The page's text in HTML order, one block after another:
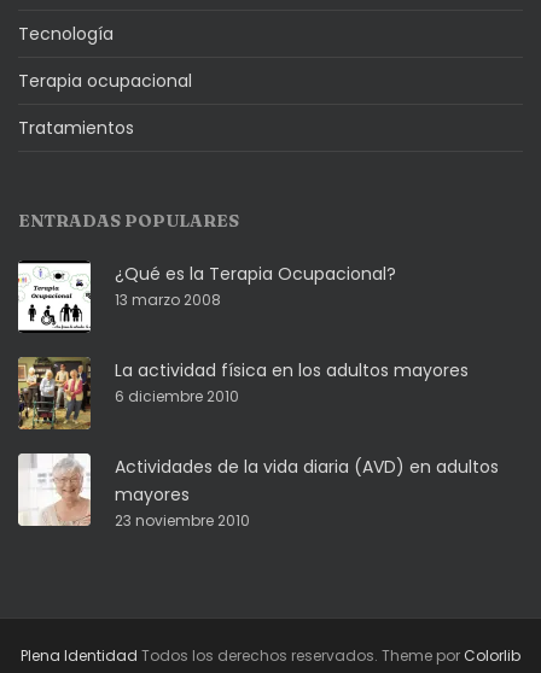
Tecnología
Terapia ocupacional
Tratamientos
ENTRADAS POPULARES
¿Qué es la Terapia Ocupacional?
13 marzo 2008
La actividad física en los adultos mayores
6 diciembre 2010
Actividades de la vida diaria (AVD) en adultos
mayores
23 noviembre 2010
Plena Identidad Todos los derechos reservados. Theme por Colorlib